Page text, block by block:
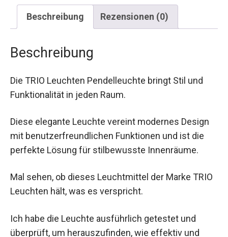
Beschreibung Rezensionen (0)
Beschreibung
Die TRIO Leuchten Pendelleuchte bringt Stil und
Funktionalität in jeden Raum.
Diese elegante Leuchte vereint modernes Design
mit benutzerfreundlichen Funktionen und ist die
perfekte Lösung für stilbewusste Innenräume.
Mal sehen, ob dieses Leuchtmittel der Marke TRIO
Leuchten hält, was es verspricht.
Ich habe die Leuchte ausführlich getestet und
überprüft, um herauszufinden, wie effektiv und